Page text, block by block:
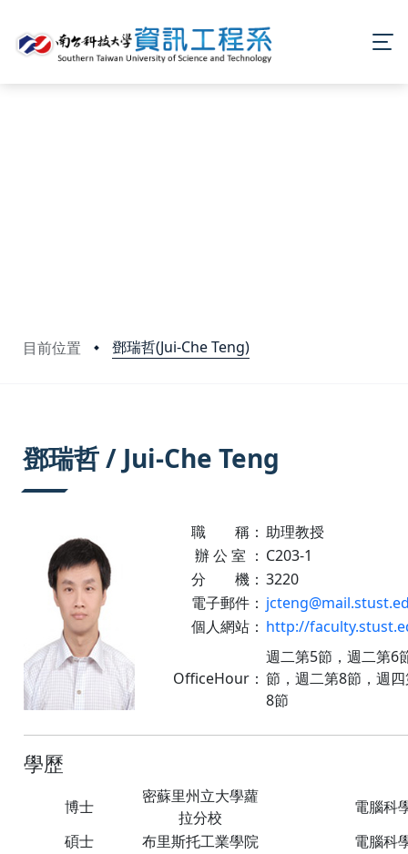
目前位置 鄧瑞哲(Jui-Che Teng)
鄧瑞哲 / Jui-Che Teng
職 稱： 助理教授
辦 公 室 ： C203-1
分 機： 3220
電子郵件：
個人網站： http://
OfficeHour：
週二第5節，週二第6
節，週二第8節，週
8節
學歷
博士
密蘇里州立大學蘿
拉分校
電腦科
碩士
布里斯托工業學院
電腦科